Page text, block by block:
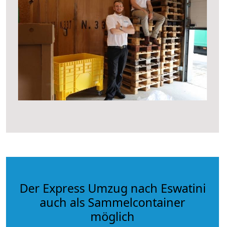
Der Express Umzug nach Eswatini
auch als Sammelcontainer
möglich